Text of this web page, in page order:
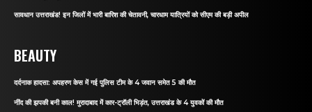
सावधान उत्तराखंड! इन जिलों में भारी बारिश की चेतावनी, चारधाम यात्रियों को सीएम की बड़ी अपील
BEAUTY
दर्दनाक हादसा: अपहरण केस में गई पुलिस टीम के 4 जवान समेत 5 की मौत
नींद की झपकी बनी काल! मुरादाबाद में कार-ट्रॉली भिड़ंत, उत्तराखंड के 4 युवकों की मौत